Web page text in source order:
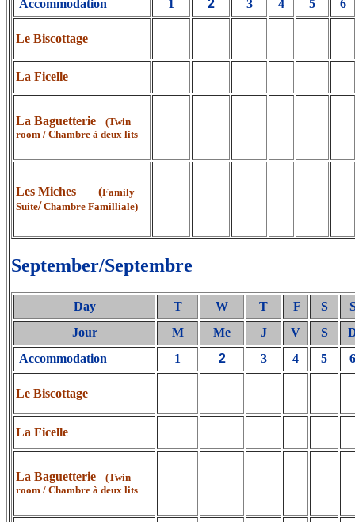
Accommodation 1 2 3 4 5 6
Le Biscottage
La Ficelle
La Baguetterie
(Twin
room / Chambre à deux lits
Les Miches (Family
Suite/ Chambre Familliale)
September/Septembre
Day T W T F S
Jour
M Me J V S
Accommodation
1 2 3 4 5 6
Le Biscottage
La Ficelle
La Baguetterie
(Twin
room / Chambre à deux lits